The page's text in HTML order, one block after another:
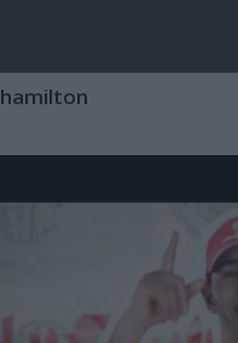
hamilton